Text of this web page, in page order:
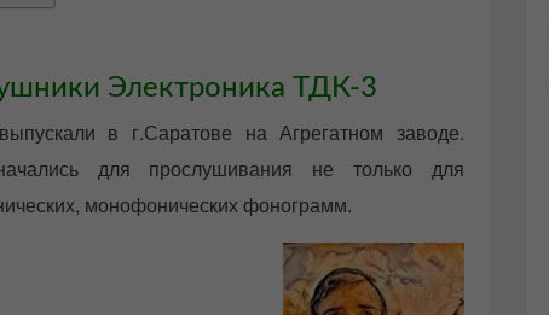
Электроника ТДК-3
в г.Саратове на Агрегатном заводе.
для прослушивания не только для
монофонических фонограмм.